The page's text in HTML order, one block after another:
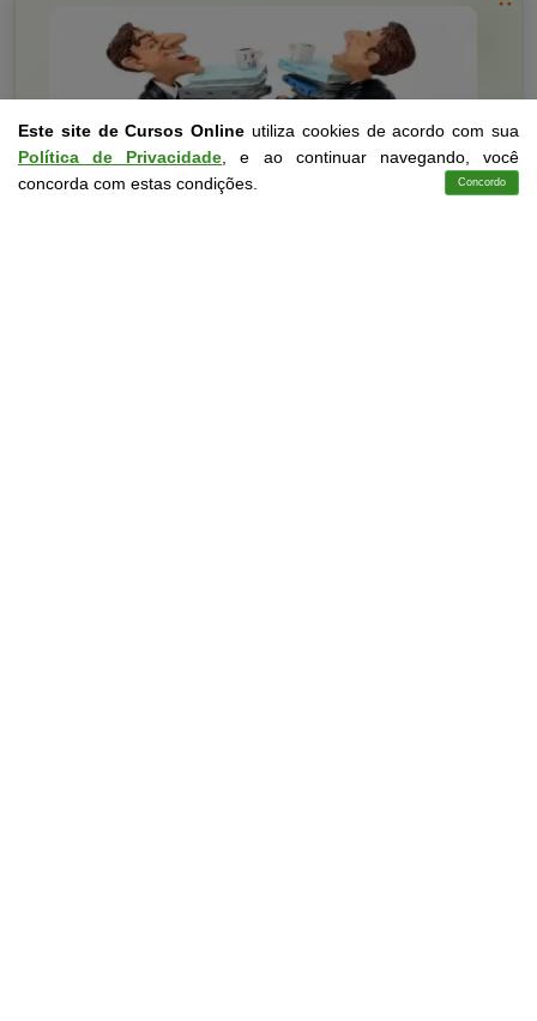
Este site de Cursos Online utiliza cookies de acordo com sua
Política de Privacidade , e ao continuar navegando, você
concorda com estas condições.
Concordo
Contato Cursos Login